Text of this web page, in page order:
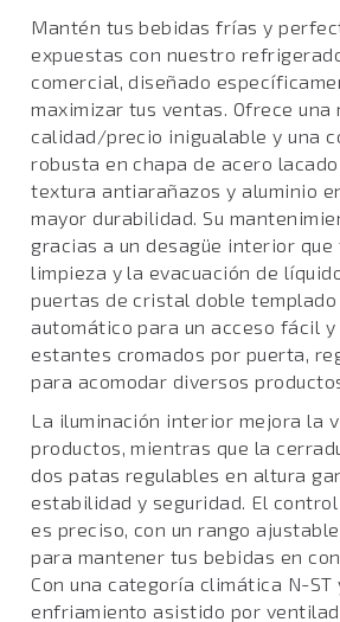
Mantén tus bebidas frías y
expuestas con nuestro
comercial, diseñado
maximizar tus ventas. Ofrece una
calidad/precio inigualable y una
robusta en chapa de acero
textura antiarañazos y aluminio
mayor durabilidad. Su
gracias a un desagüe interior
limpieza y la evacuación de
puertas de cristal doble
automático para un acceso fácil y
estantes cromados por puerta,
para acomodar diversos
La iluminación interior mejora la
productos, mientras que la
dos patas regulables en altura
estabilidad y seguridad. El
es preciso, con un rango ajustable
para mantener tus bebidas en
Con una categoría climática N-ST
enfriamiento asistido por